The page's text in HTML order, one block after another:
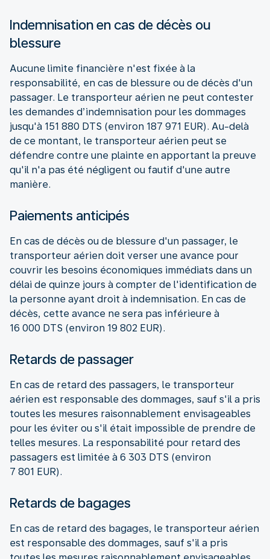
Indemnisation en cas de décès ou
blessure
Aucune limite financière n'est fixée à la
responsabilité, en cas de blessure ou de décès d'un
passager. Le transporteur aérien ne peut contester
les demandes d’indemnisation pour les dommages
jusqu'à 151 880 DTS (environ 187 971 EUR). Au-delà
de ce montant, le transporteur aérien peut se
défendre contre une plainte en apportant la preuve
qu'il n'a pas été négligent ou fautif d'une autre
manière.
Paiements anticipés
En cas de décès ou de blessure d'un passager, le
transporteur aérien doit verser une avance pour
couvrir les besoins économiques immédiats dans un
délai de quinze jours à compter de l'identification de
la personne ayant droit à indemnisation. En cas de
décès, cette avance ne sera pas inférieure à
16 000 DTS (environ 19 802 EUR).
Retards de passager
En cas de retard des passagers, le transporteur
aérien est responsable des dommages, sauf s'il a pris
toutes les mesures raisonnablement envisageables
pour les éviter ou s'il était impossible de prendre de
telles mesures. La responsabilité pour retard des
passagers est limitée à 6 303 DTS (environ
7 801 EUR).
Retards de bagages
En cas de retard des bagages, le transporteur aérien
est responsable des dommages, sauf s'il a pris